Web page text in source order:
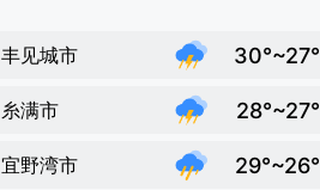
丰见城市 30°~27°
糸满市 28°~27°
宜野湾市 29°~26°